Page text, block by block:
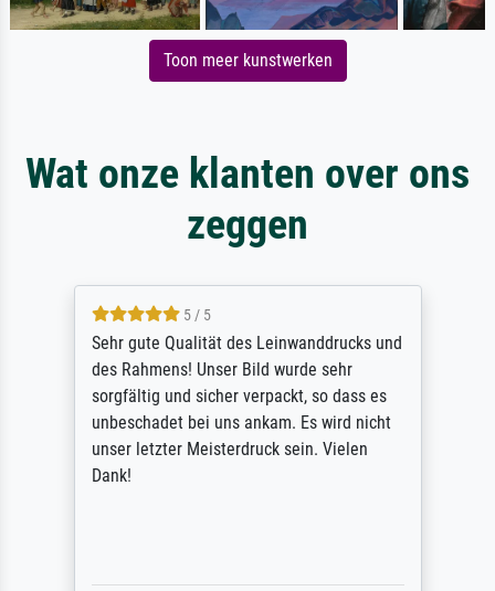
Toon meer kunstwerken
Wat onze klanten over ons
zeggen
5 / 5
Sehr gute Qualität des Leinwanddrucks und
des Rahmens! Unser Bild wurde sehr
sorgfältig und sicher verpackt, so dass es
unbeschadet bei uns ankam. Es wird nicht
unser letzter Meisterdruck sein. Vielen
Dank!